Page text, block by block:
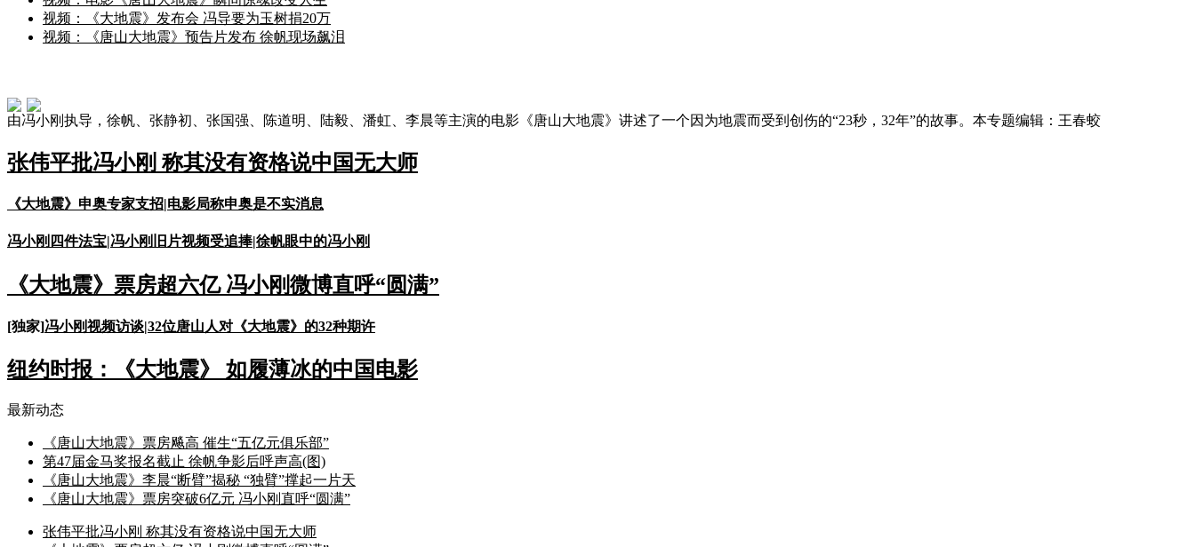
视频：《大地震》发布会 冯导要为玉树捐20万
视频：《唐山大地震》预告片发布 徐帆现场飙泪
由冯小刚执导，徐帆、张静初、张国强、陈道明、陆毅、潘虹、李晨等主演的电影《唐山大地震》讲述了一个因为地震而受到创伤的“23秒，32年”的故事。本专题编辑：王春蛟
张伟平批冯小刚 称其没有资格说中国无大师
《大地震》申奥专家支招|电影局称申奥是不实消息
冯小刚四件法宝|冯小刚旧片视频受追捧|徐帆眼中的冯小刚
《大地震》票房超六亿 冯小刚微博直呼“圆满”
[独家]冯小刚视频访谈|32位唐山人对《大地震》的32种期许
纽约时报：《大地震》 如履薄冰的中国电影
最新动态
《唐山大地震》票房飚高 催生“五亿元俱乐部”
第47届金马奖报名截止 徐帆争影后呼声高(图)
《唐山大地震》李晨“断臂”揭秘 “独臂”撑起一片天
《唐山大地震》票房突破6亿元 冯小刚直呼“圆满”
张伟平批冯小刚 称其没有资格说中国无大师